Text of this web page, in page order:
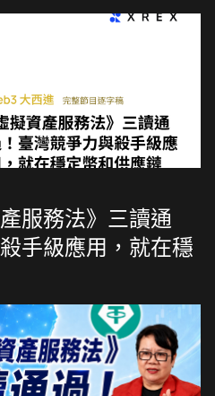
服務法》三讀通
手級應用，就在穩